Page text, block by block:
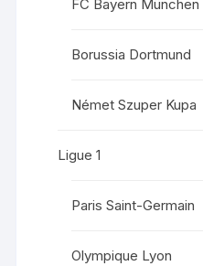
FC Bayern München
Borussia Dortmund
Német Szuper Kupa
Ligue 1
Paris Saint-Germain
Olympique Lyon